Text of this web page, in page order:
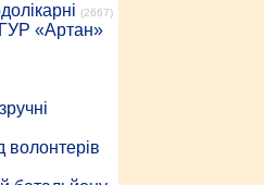
(2667)
ГУР «Артан»
волонтерів